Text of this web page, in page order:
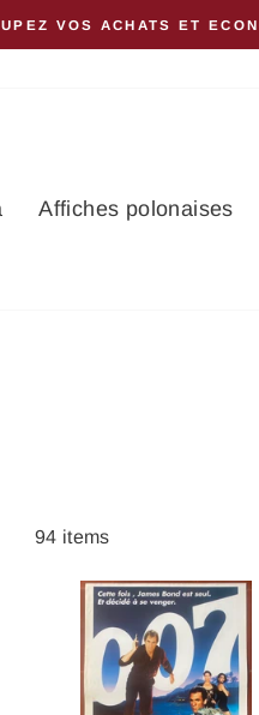
VOS ACHATS ET
Affiches polonaises
94 items